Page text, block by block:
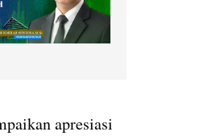
apresiasi